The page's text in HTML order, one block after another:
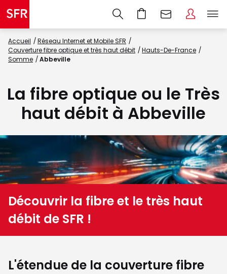
Accueil
Réseau Internet et Mobile SFR
Couverture fibre optique et très haut débit
Hauts-De-France
Somme
Abbeville
La fibre optique ou le Très
haut débit à Abbeville
Découvrir la fibre et le très haut
débit de SFR !
L'étendue de la couverture fibre